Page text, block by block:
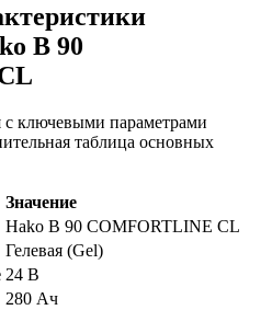
B 90
с ключевыми параметрами
таблица основных
Значение
Hako B 90 COMFORTLINE CL
Гелевая (Gel)
24 В
280 Ач